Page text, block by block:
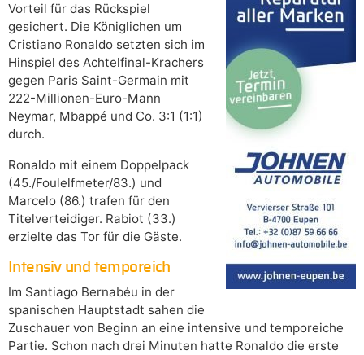
Vorteil für das Rückspiel
gesichert. Die Königlichen um
Cristiano Ronaldo setzten sich im
Hinspiel des Achtelfinal-Krachers
gegen Paris Saint-Germain mit
222-Millionen-Euro-Mann
Neymar, Mbappé und Co. 3:1 (1:1)
durch.
Ronaldo mit einem Doppelpack
(45./Foulelfmeter/83.) und
Marcelo (86.) trafen für den
Titelverteidiger. Rabiot (33.)
erzielte das Tor für die Gäste.
Intensiv und temporeich
Im Santiago Bernabéu in der
spanischen Hauptstadt sahen die
Zuschauer von Beginn an eine intensive und temporeiche
Partie. Schon nach drei Minuten hatte Ronaldo die erste